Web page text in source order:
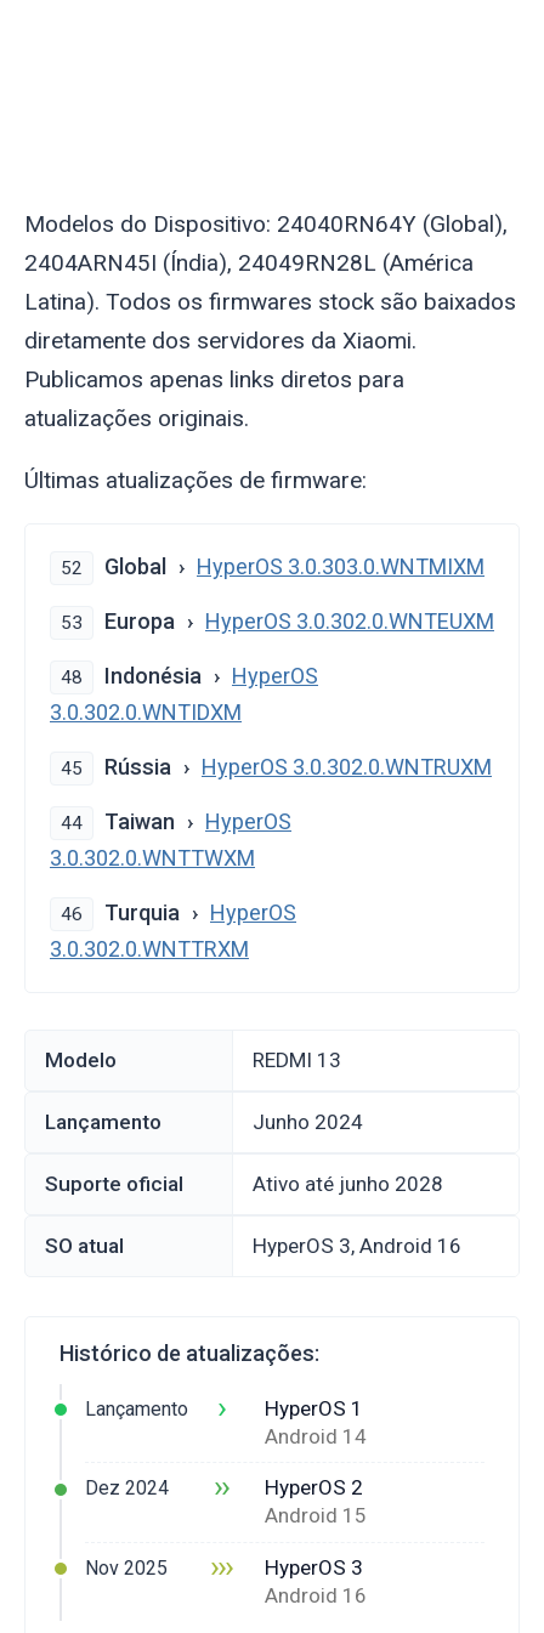
Modelos do Dispositivo: 24040RN64Y (Global),
2404ARN45I (Índia), 24049RN28L (América
Latina). Todos os firmwares stock são baixados
diretamente dos servidores da Xiaomi.
Publicamos apenas links diretos para
atualizações originais.
Últimas atualizações de firmware:
52 Global HyperOS 3.0.303.0.WNTMIXM
53 Europa HyperOS 3.0.302.0.WNTEUXM
48 Indonésia
HyperOS
3.0.302.0.WNTIDXM
45 Rússia HyperOS 3.0.302.0.WNTRUXM
44 Taiwan
HyperOS
3.0.302.0.WNTTWXM
46 Turquia
HyperOS
3.0.302.0.WNTTRXM
Modelo REDMI 13
Lançamento junho 2024
Suporte oficial Ativo até junho 2028
SO atual HyperOS 3, Android 16
Histórico de atualizações:
Lançamento ›
HyperOS 1
Android 14
Dez 2024 ››
HyperOS 2
Android 15
Nov 2025 ›››
HyperOS 3
Android 16